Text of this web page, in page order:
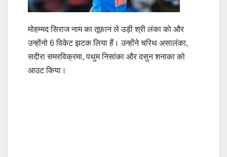
मोहम्मद सिराज नाम का तूफ़ान ले उड़ी श्री लंका को और
उन्होंनो 6 विकेट झटक लिया हैं। उन्होंने चरिथ असालंका,
सदीरा समरविक्रमा, पथुम निसांका और दसुन शनाका को
आउट किया।